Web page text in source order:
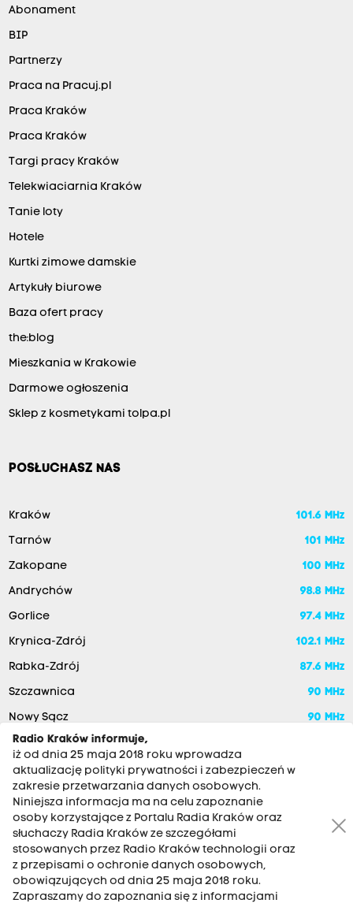
Abonament
BIP
Partnerzy
Praca na Pracuj.pl
Praca Kraków
Praca Kraków
Targi pracy Kraków
Telekwiaciarnia Kraków
Tanie loty
Hotele
Kurtki zimowe damskie
Artykuły biurowe
Baza ofert pracy
the:blog
Mieszkania w Krakowie
Darmowe ogłoszenia
Sklep z kosmetykami tolpa.pl
POSŁUCHASZ NAS
Kraków 101.6 MHz
Tarnów 101 MHz
Zakopane 100 MHz
Andrychów 98.8 MHz
Gorlice 97.4 MHz
Krynica-Zdrój 102.1 MHz
Rabka-Zdrój 87.6 MHz
Szczawnica 90 MHz
Nowy Sącz 90 MHz
RADIO KRAKÓW SA. Aleja Juliusza Słowackiego 22, 30-007
Kraków
Antena: 12 200 33 33
Radio Kraków informuje,
iż od dnia 25 maja 2018 roku wprowadza
aktualizację polityki prywatności i zabezpieczeń w
zakresie przetwarzania danych osobowych.
Niniejsza informacja ma na celu zapoznanie
osoby korzystające z Portalu Radia Kraków oraz
słuchaczy Radia Kraków ze szczegółami
stosowanych przez Radio Kraków technologii oraz
z przepisami o ochronie danych osobowych,
obowiązujących od dnia 25 maja 2018 roku.
Zapraszamy do zapoznania się z informacjami